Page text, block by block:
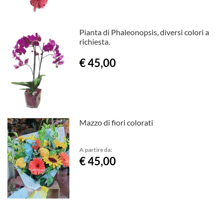
Pianta di Phaleonopsis, diversi colori a
richiesta.
€ 45,00
Mazzo di fiori colorati
A partire da:
€ 45,00